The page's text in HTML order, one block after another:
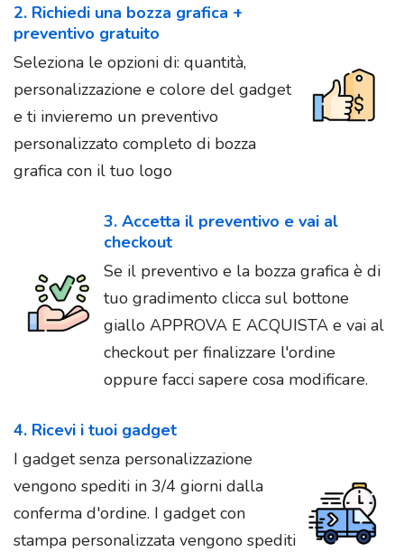
2. Richiedi una bozza grafica +
preventivo gratuito
Seleziona le opzioni di: quantità,
personalizzazione e colore del gadget
e ti invieremo un preventivo
personalizzato completo di bozza
grafica con il tuo logo
3. Accetta il preventivo e vai al
checkout
Se il preventivo e la bozza grafica è di
tuo gradimento clicca sul bottone
giallo APPROVA E ACQUISTA e vai al
checkout per finalizzare l'ordine
oppure facci sapere cosa modificare.
4. Ricevi i tuoi gadget
I gadget senza personalizzazione
vengono spediti in 3/4 giorni dalla
conferma d'ordine. I gadget con
stampa personalizzata vengono spediti